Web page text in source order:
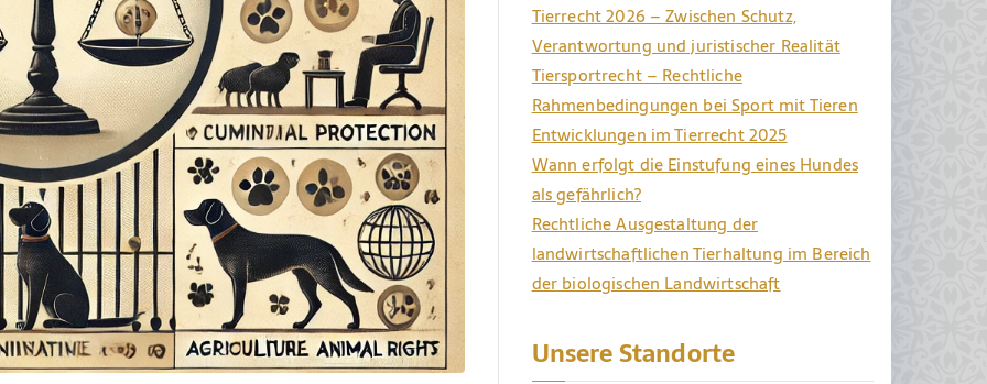
Tierrecht 2026 – Zwischen Schutz,
Verantwortung und juristischer Realität
Tiersportrecht – Rechtliche
Rahmenbedingungen bei Sport mit Tieren
Entwicklungen im Tierrecht 2025
Wann erfolgt die Einstufung eines Hundes
als gefährlich?
Rechtliche Ausgestaltung der
landwirtschaftlichen Tierhaltung im Bereich
der biologischen Landwirtschaft
Unsere Standorte